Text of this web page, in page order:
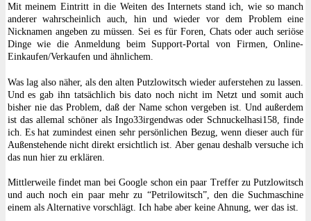
Mit meinem Eintritt in die Weiten des Internets stand ich, wie so manch
anderer wahrscheinlich auch, hin und wieder vor dem Problem eine
Nicknamen angeben zu müssen. Sei es für Foren, Chats oder auch seriöse
Dinge wie die Anmeldung beim Support-Portal von Firmen, Online-
Einkaufen/Verkaufen und ähnlichem.
Was lag also näher, als den alten Putzlowitsch wieder auferstehen zu lassen.
Und es gab ihn tatsächlich bis dato noch nicht im Netzt und somit auch
bisher nie das Problem, daß der Name schon vergeben ist. Und außerdem
ist das allemal schöner als Ingo33irgendwas oder Schnuckelhasi158, finde
ich. Es hat zumindest einen sehr persönlichen Bezug, wenn dieser auch für
Außenstehende nicht direkt ersichtlich ist. Aber genau deshalb versuche ich
das nun hier zu erklären.
Mittlerweile findet man bei Google schon ein paar Treffer zu Putzlowitsch
und auch noch ein paar mehr zu “Petrilowitsch”, den die Suchmaschine
einem als Alternative vorschlägt. Ich habe aber keine Ahnung, wer das ist.